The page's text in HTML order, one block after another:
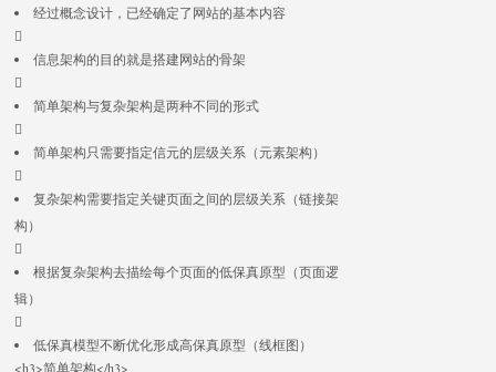
经过概念设计，已经确定了网站的基本内容

信息架构的目的就是搭建网站的骨架

简单架构与复杂架构是两种不同的形式

简单架构只需要指定信元的层级关系（元素架构）

复杂架构需要指定关键页面之间的层级关系（链接架
构）

根据复杂架构去描绘每个页面的低保真原型（页面逻
辑）

低保真模型不断优化形成高保真原型（线框图）
<h3>简单架构</h3>